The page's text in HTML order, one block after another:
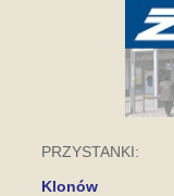
PRZYSTANKI:
Klonów